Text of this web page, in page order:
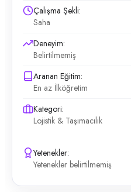
Çalışma Şekli:
Saha
Deneyim:
Belirtilmemiş
Aranan Eğitim:
En az İlköğretim
Kategori:
Lojistik & Taşımacılık
Yetenekler:
Yetenekler belirtilmemiş